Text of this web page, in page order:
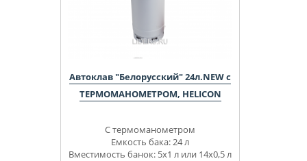
Автоклав "Белорусский" 24л.NEW с
ТЕРМОМАНОМЕТРОМ, HELICON
С термоманометром
Емкость бака: 24 л
Вместимость банок: 5х1 л или 14х0,5 л